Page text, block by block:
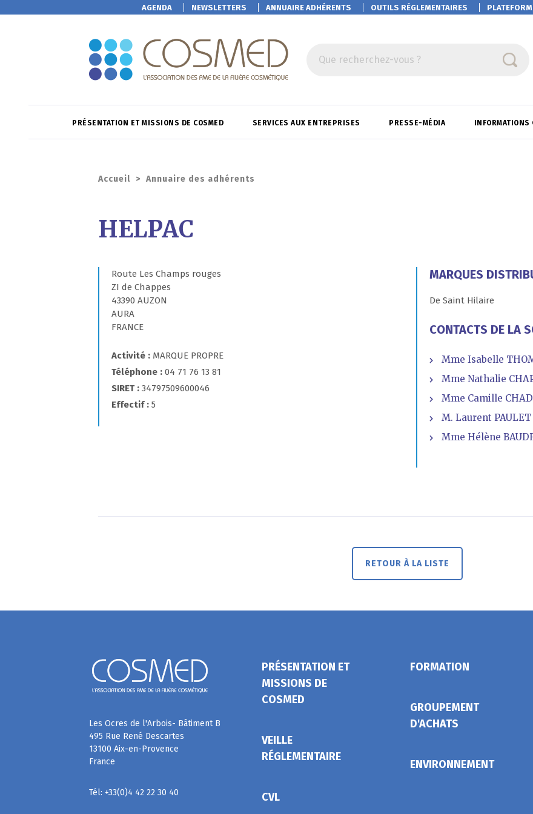
AGENDA NEWSLETTERS ANNUAIRE ADHÉRENTS OUTILS RÉGLEMENTAIRES
Que recherchez-vous ?
PRÉSENTATION ET MISSIONS DE COSMED SERVICES AUX ENTREPRISES PRESSE-MÉDIA
Accueil > Annuaire des adhérents
HELPAC
Route Les Champs rouges
ZI de Chappes
43390 AUZON
AURA
FRANCE
Activité
MARQUE PROPRE
Téléphone
04 71 76 13 81
SIRET
34797509600046
Effectif
5
MARQUES
De Saint Hilaire
CONTACTS DE LA
Mme Isabelle
Mme Nathalie
Mme Camille
M. Laurent
Mme Hélène
RETOUR À LA LISTE
Les Ocres de l'Arbois- Bâtiment B
495 Rue René Descartes
13100 Aix-en-Provence
France
Tél: +33(0)4 42 22 30 40
PRÉSENTATION ET
MISSIONS DE
COSMED
VEILLE
RÉGLEMENTAIRE
CVL
FORMATION
GROUPEMENT
D'ACHATS
ENVIRONNEMENT